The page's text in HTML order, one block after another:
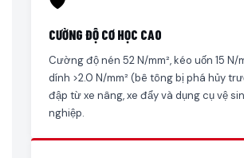
CƯỜNG ĐỘ CƠ HỌC CAO
Cường độ nén 52 N/mm², kéo uốn 15 N/
dính >2.0 N/mm² (bê tông bị phá hủy
đập từ xe nâng, xe đẩy và dụng cụ vệ
nghiệp.